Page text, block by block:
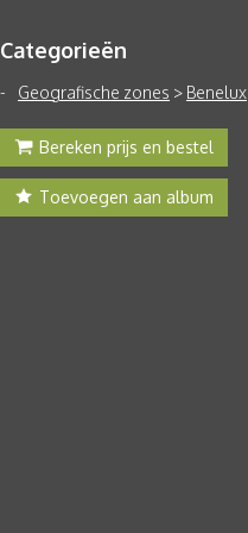
Categorieën
Geografische zones > Benelux
Bereken prijs en bestel
Toevoegen aan album